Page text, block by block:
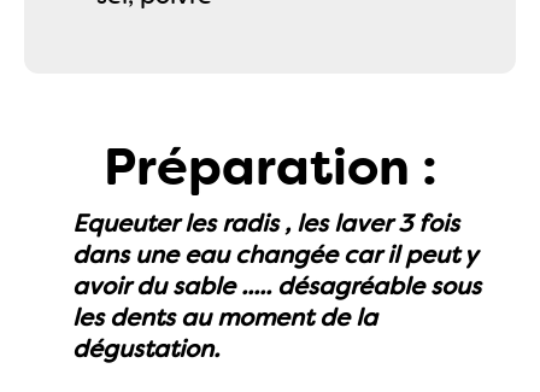
Préparation :
Equeuter les radis , les laver 3 fois
dans une eau changée car il peut y
avoir du sable ..... désagréable sous
les dents au moment de la
dégustation.